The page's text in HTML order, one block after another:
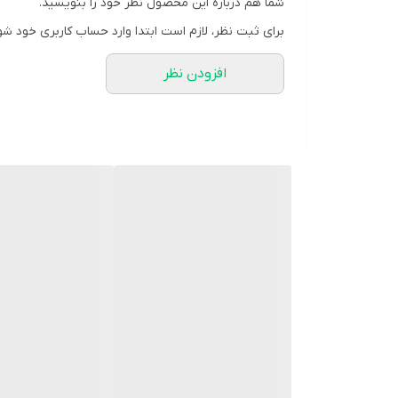
شما هم درباره این محصول نظر خود را بنویسید.
برای ثبت نظر، لازم است ابتدا وارد حساب کاربری خود
افزودن نظر